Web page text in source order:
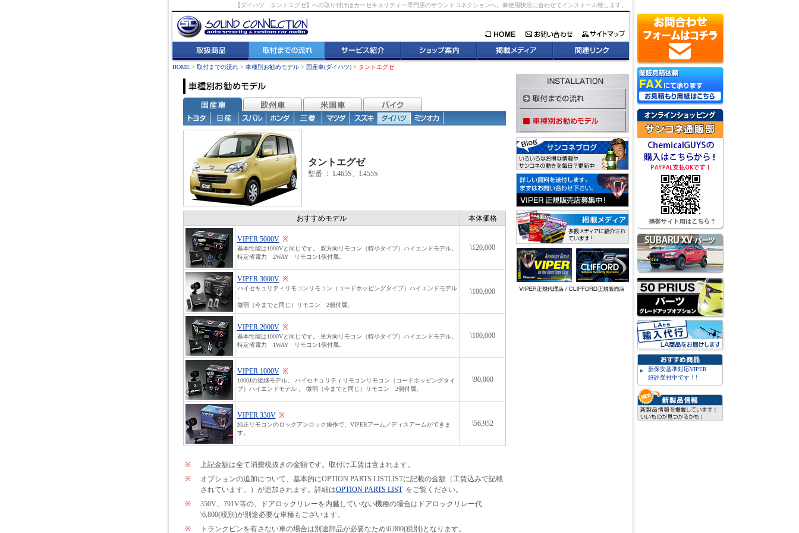
【ダイハツ タントエグゼ】への取り付けはカーセキュリティー専門店のサウンドコネクションへ。御使用状況に合わせてインストール致します。
HOME > 取付までの流れ > 車種別お勧めモデル > 国産車(ダイハツ) > タントエグゼ
タントエグゼ
型番 ： L465S、L455S
おすすめモデル 本体価格
VIPER 5000V ※
基本性能は1000Vと同じです。 双方向リモコン（特小タイプ）ハイエンドモデル。
特定省電力 2WAY リモコン1個付属。
\120,000
VIPER 3000V ※
ハイセキュリティリモコンリモコン（コードホッピングタイプ）ハイエンドモデル
微弱（今までと同じ）リモコン 2個付属。
\100,000
VIPER 2000V ※
基本性能は1000Vと同じです。 単方向リモコン（特小タイプ）ハイエンドモデル。
特定省電力 1WAY リモコン1個付属。
\100,000
VIPER 1000V ※
1000Jの後継モデル。 ハイセキュリティリモコンリモコン（コードホッピングタイ
プ）ハイエンドモデル 。 微弱（今までと同じ）リモコン 2個付属。
\90,000
VIPER 330V ※
純正リモコンのロックアンロック操作で、VIPERアーム／ディスアームができま
す。
\56,952
※
上記金額は全て消費税抜きの金額です。取付け工賃は含まれます。
※
オプションの追加について、基本的にOPTION PARTS LISTLISTに記載の金額（工賃込みで記載
されています。）が追加されます。詳細はOPTION PARTS LIST をご覧ください。
※
350V、791V等の、ドアロックリレーを内臓していない機種の場合はドアロックリレー代
\6,800(税別)が別途必要な車種もございます。
※
トランクピンを有さない車の場合は別途部品が必要なため\6,000(税別)となります。
新保安基準対応VIPER
好評受付中です！!